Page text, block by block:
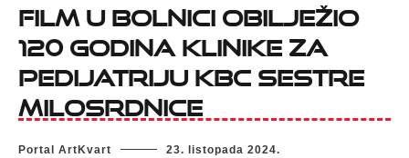
Film u bolnici obilježio
120 godina Klinike za
pedijatriju KBC Sestre
milosrdnice
Portal ArtKvart 23. listopada 2024.